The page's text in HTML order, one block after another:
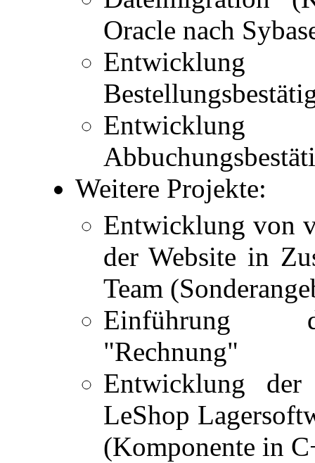
Oracle nach
Weitere Projekte:
Entwicklung von
der Website in
Team
Einführung
"Rechnung"
Entwicklung
LeShop
(Komponente in